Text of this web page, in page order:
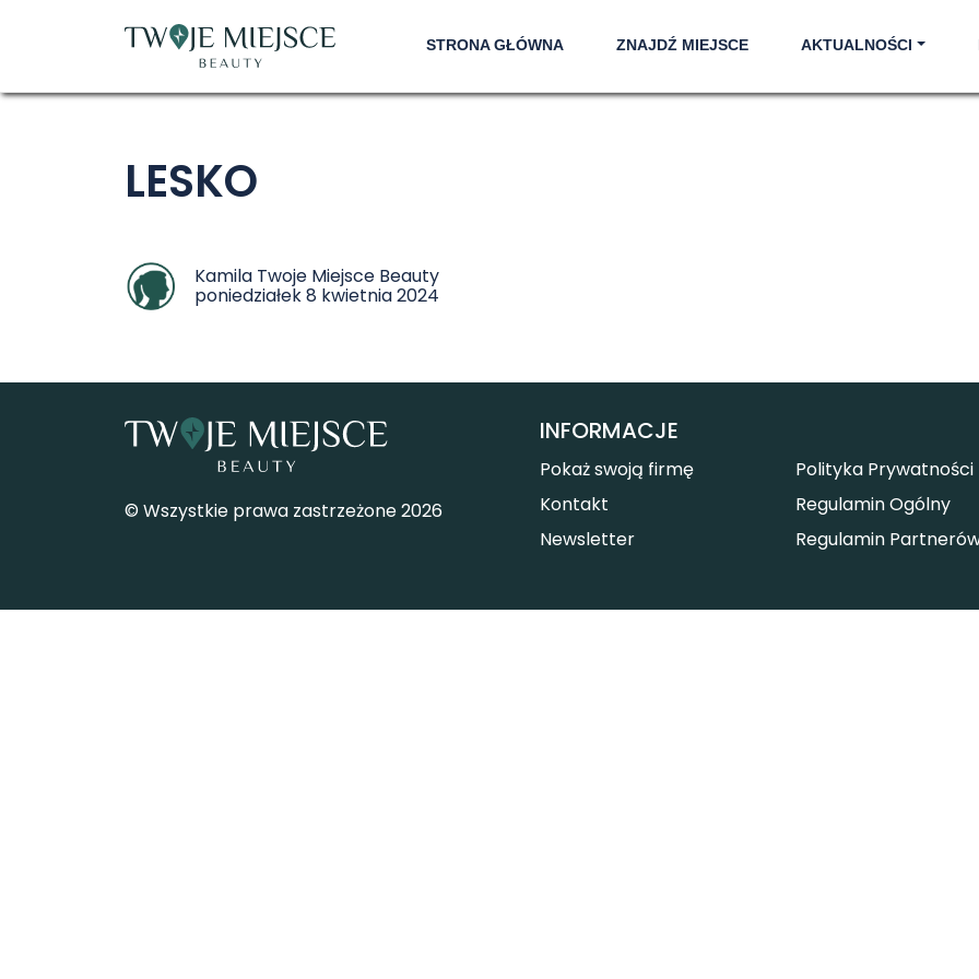
STRONA GŁÓWNA ZNAJDŹ MIEJSCE AKTUALNOŚCI
LESKO
Kamila Twoje Miejsce Beauty
poniedziałek 8 kwietnia 2024
© Wszystkie prawa zastrzeżone 2026
INFORMACJE
Pokaż swoją firmę
Kontakt
Newsletter
Polityka Prywatności
Regulamin Ogólny
Regulamin